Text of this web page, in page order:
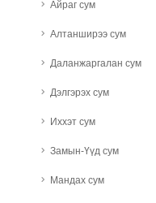
Айраг сум
Алтанширээ сум
Даланжаргалан сум
Дэлгэрэх сум
Иххэт сум
Замын-Үүд сум
Мандах сум